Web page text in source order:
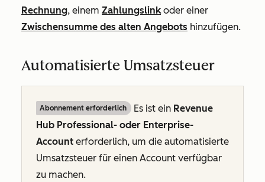
Rechnung, einem Zahlungslinkoder einer
Zwischensumme des alten Angebots hinzufügen.
Automatisierte Umsatzsteuer
Abonnement erforderlich Es ist ein Revenue
Hub Professional- oder Enterprise-
Account erforderlich, um die automatisierte
Umsatzsteuer für einen Account verfügbar
zu machen.